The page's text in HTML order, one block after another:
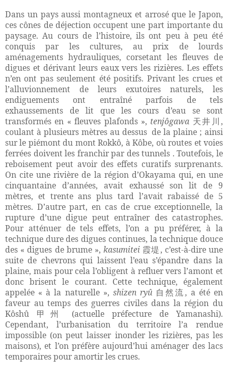
Dans un pays aussi montagneux et arrosé que le Japon,
ces cônes de déjection occupent une part importante du
paysage. Au cours de l’histoire, ils ont peu à peu été
conquis par les cultures, au prix de lourds
aménagements hydrauliques, corsetant les fleuves de
digues et dérivant leurs eaux vers les rizières. Les effets
n’en ont pas seulement été positifs. Privant les crues et
l’alluvionnement de leurs exutoires naturels, les
endiguements ont entraîné parfois de tels
exhaussements de lit que les cours d’eau se sont
transformés en « fleuves plafonds », tenjôgawa 天井川 ,
coulant à plusieurs mètres au dessus de la plaine ; ainsi
sur le piémont du mont Rokkô, à Kôbe, où routes et voies
ferrées doivent les franchir par des tunnels . Toutefois, le
reboisement peut avoir des effets curatifs surprenants.
On cite une rivière de la région d’Okayama qui, en une
cinquantaine d’années, avait exhaussé son lit de 9
mètres, et trente ans plus tard l’avait rabaissé de 5
mètres. D’autre part, en cas de crue exceptionnelle, la
rupture d’une digue peut entraîner des catastrophes.
Pour atténuer de tels effets, l’on a pu préférer, à la
technique dure des digues continues, la technique douce
des « digues de brume »,kasumitei 霞堤 , c’est-à-dire une
suite de chevrons qui laissent l’eau s’épandre dans la
plaine, mais pour cela l’obligent à refluer vers l’amont et
donc brisent le courant. Cette technique, également
appelée « à la naturelle », shizen ryû 自然流 , a été en
faveur au temps des guerres civiles dans la région du
Kôshû
甲州
(actuelle préfecture de Yamanashi).
Cependant, l’urbanisation du territoire l’a rendue
impossible (on peut laisser inonder les rizières, pas les
maisons), et l’on préfère aujourd’hui aménager des lacs
temporaires pour amortir les crues.